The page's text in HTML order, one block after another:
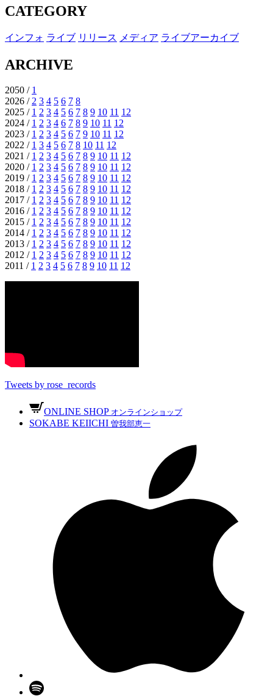
CATEGORY
インフォ ライブ リリース メディア ライブアーカイブ
ARCHIVE
2050 / 1
2026 /2 3 4 5 6 7 8
2025 / 1 2 3 4 5 6 7 8 9 10 11 12
2024 / 1 2 3 4 6 7 8 9 10 11 12
2023 / 1 2 3 4 5 6 7 9 10 11 12
2022 / 1 3 4 5 6 7 8 10 11 12
2021 / 1 2 3 4 5 6 7 8 9 10 11 12
2020 / 1 2 3 4 5 6 7 8 9 10 11 12
2019 / 1 2 3 4 5 6 7 8 9 10 11 12
2018 / 1 2 3 4 5 6 7 8 9 10 11 12
2017 / 1 2 3 4 5 6 7 8 9 10 11 12
2016 / 1 2 3 4 5 6 7 8 9 10 11 12
2015 / 1 2 3 4 5 6 7 8 9 10 11 12
2014 / 1 2 3 4 5 6 7 8 9 10 11 12
2013 / 1 2 3 4 5 6 7 8 9 10 11 12
2012 / 1 2 3 4 5 6 7 8 9 10 11 12
2011 / 1 2 3 4 5 6 7 8 9 10 11 12
Tweets by rose_records
ONLINE SHOP オンラインショップ
SOKABE KEIICHI 曽我部恵一